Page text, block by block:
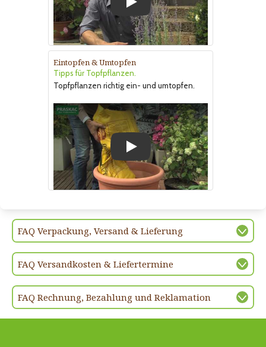
Eintopfen & Umtopfen
Tipps für Topfpflanzen.
Topfpflanzen richtig ein- und umtopfen.
FAQ Verpackung, Versand & Lieferung
FAQ Versandkosten & Liefertermine
FAQ Rechnung, Bezahlung und Reklamation